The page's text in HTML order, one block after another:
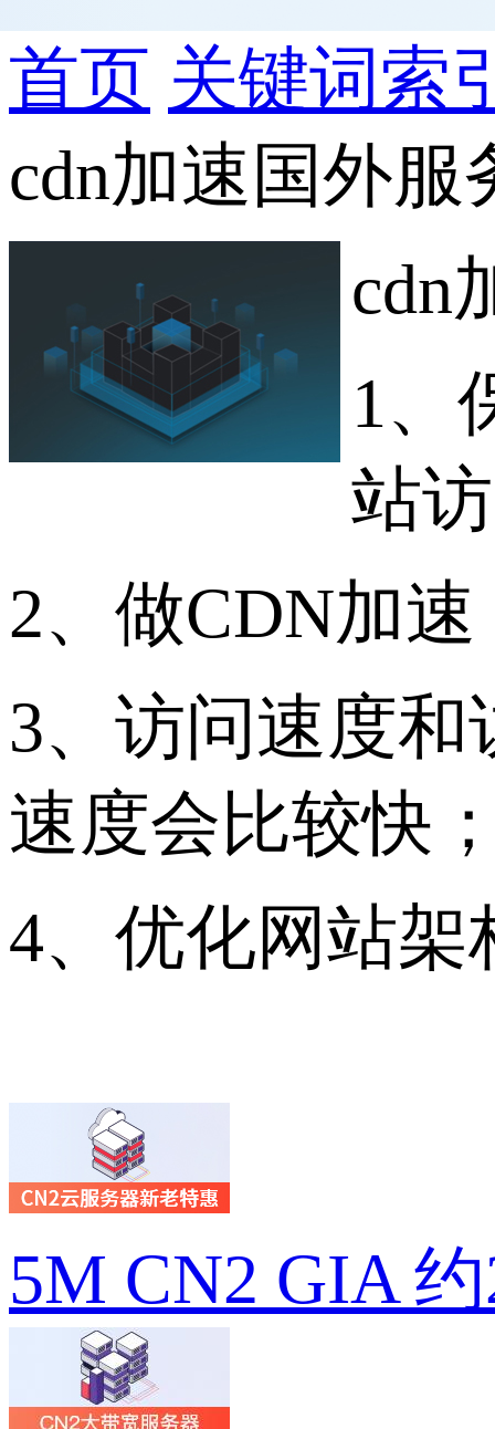
首页 关键词索
cdn加速国外服
cdn
1、
站
2、做CDN加
3、访问速度
速度会比较快
4、优化网站
5M CN2 GIA